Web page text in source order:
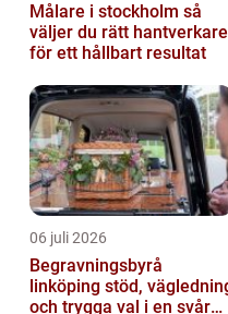
Målare i stockholm så
väljer du rätt hantverkare
för ett hållbart resultat
06 juli 2026
Begravningsbyrå
linköping stöd, vägledning
och trygga val i en svår